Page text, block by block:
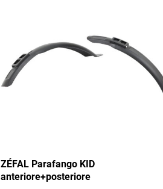
ZÉFAL Parafango KID
anteriore+posteriore